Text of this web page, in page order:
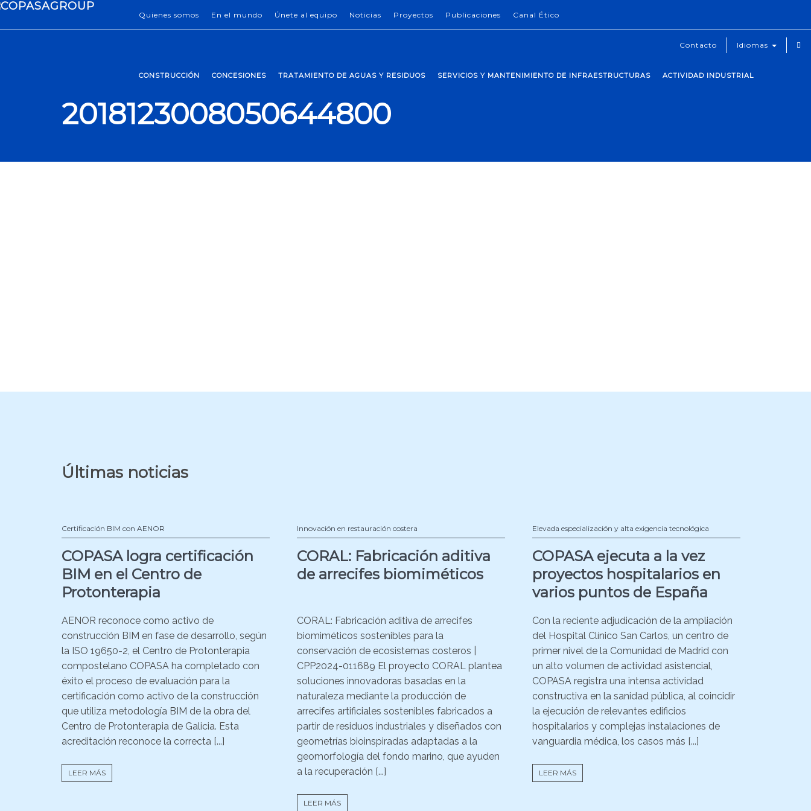
Quienes somos En el mundo Únete al equipo Noticias Proyectos Publicaciones Canal Ético
Contacto Idiomas
CONSTRUCCIÓN CONCESIONES TRATAMIENTO DE AGUAS Y RESIDUOS SERVICIOS Y MANTENIMIENTO DE INFRAESTRUCTURAS ACTIVIDAD INDUSTRIAL
2018123008050644800
Últimas noticias
Certificación BIM con AENOR
COPASA logra certificación
BIM en el Centro de
Protonterapia
AENOR reconoce como activo de
construcción BIM en fase de desarrollo, según
la ISO 19650-2, el Centro de Protonterapia
compostelano COPASA ha completado con
éxito el proceso de evaluación para la
certificación como activo de la construcción
que utiliza metodología BIM de la obra del
Centro de Protonterapia de Galicia. Esta
acreditación reconoce la correcta [...]
LEER MÁS
Innovación en restauración costera
CORAL: Fabricación aditiva
de arrecifes biomiméticos
CORAL: Fabricación aditiva de arrecifes
biomiméticos sostenibles para la
conservación de ecosistemas costeros |
CPP2024-011689 El proyecto CORAL plantea
soluciones innovadoras basadas en la
naturaleza mediante la producción de
arrecifes artificiales sostenibles fabricados a
partir de residuos industriales y diseñados con
geometrías bioinspiradas adaptadas a la
geomorfología del fondo marino, que ayuden
a la recuperación [...]
LEER MÁS
Elevada especialización y alta exigencia tecnológica
COPASA ejecuta a la vez
proyectos hospitalarios en
varios puntos de España
Con la reciente adjudicación de la ampliación
del Hospital Clínico San Carlos, un centro de
primer nivel de la Comunidad de Madrid con
un alto volumen de actividad asistencial,
COPASA registra una intensa actividad
constructiva en la sanidad pública, al coincidir
la ejecución de relevantes edificios
hospitalarios y complejas instalaciones de
vanguardia médica, los casos más [...]
LEER MÁS